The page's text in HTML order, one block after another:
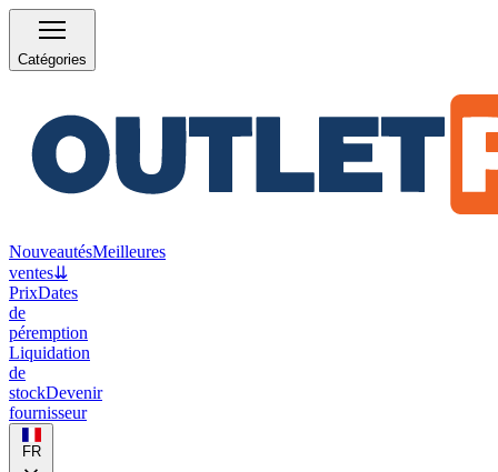
Catégories
NouveautésMeilleures
ventes⇊
PrixDates
de
péremption
Liquidation
de
stockDevenir
fournisseur
FR